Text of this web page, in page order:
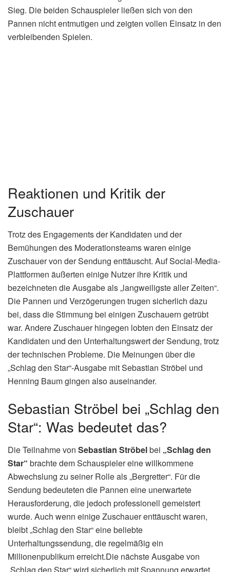
Sieg. Die beiden Schauspieler ließen sich von den
Pannen nicht entmutigen und zeigten vollen Einsatz in den
verbleibenden Spielen.
Reaktionen und Kritik der
Zuschauer
Trotz des Engagements der Kandidaten und der
Bemühungen des Moderationsteams waren einige
Zuschauer von der Sendung enttäuscht. Auf Social-Media-
Plattformen äußerten einige Nutzer ihre Kritik und
bezeichneten die Ausgabe als „langweiligste aller Zeiten“.
Die Pannen und Verzögerungen trugen sicherlich dazu
bei, dass die Stimmung bei einigen Zuschauern getrübt
war. Andere Zuschauer hingegen lobten den Einsatz der
Kandidaten und den Unterhaltungswert der Sendung, trotz
der technischen Probleme. Die Meinungen über die
„Schlag den Star“-Ausgabe mit Sebastian Ströbel und
Henning Baum gingen also auseinander.
Sebastian Ströbel bei „Schlag den
Star“: Was bedeutet das?
Die Teilnahme von Sebastian Ströbelbei „Schlag den
Star“ brachte dem Schauspieler eine willkommene
Abwechslung zu seiner Rolle als „Bergretter“. Für die
Sendung bedeuteten die Pannen eine unerwartete
Herausforderung, die jedoch professionell gemeistert
wurde. Auch wenn einige Zuschauer enttäuscht waren,
bleibt „Schlag den Star“ eine beliebte
Unterhaltungssendung, die regelmäßig ein
Millionenpublikum erreicht.Die nächste Ausgabe von